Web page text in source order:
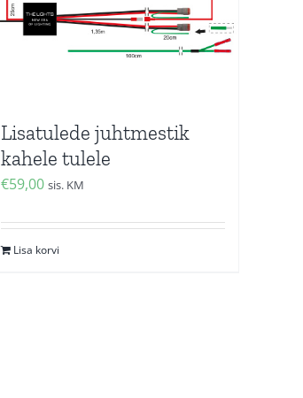
Lisatulede juhtmestik
kahele tulele
€59,00 sis. KM
Lisa korvi